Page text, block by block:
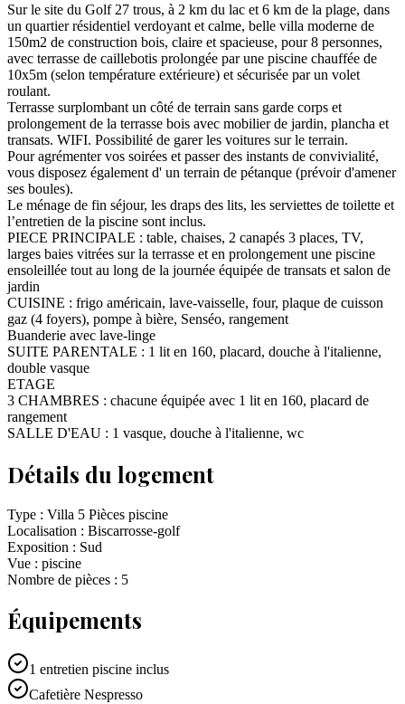
Sur le site du Golf 27 trous, à 2 km du lac et 6 km de la plage, dans
un quartier résidentiel verdoyant et calme, belle villa moderne de
150m2 de construction bois, claire et spacieuse, pour 8 personnes,
avec terrasse de caillebotis prolongée par une piscine chauffée de
10x5m (selon température extérieure) et sécurisée par un volet
roulant.
Terrasse surplombant un côté de terrain sans garde corps et
prolongement de la terrasse bois avec mobilier de jardin, plancha et
transats. WIFI. Possibilité de garer les voitures sur le terrain.
Pour agrémenter vos soirées et passer des instants de convivialité,
vous disposez également d' un terrain de pétanque (prévoir d'amener
ses boules).
Le ménage de fin séjour, les draps des lits, les serviettes de toilette et
l’entretien de la piscine sont inclus.
PIECE PRINCIPALE : table, chaises, 2 canapés 3 places, TV,
larges baies vitrées sur la terrasse et en prolongement une piscine
ensoleillée tout au long de la journée équipée de transats et salon de
jardin
CUISINE : frigo américain, lave-vaisselle, four, plaque de cuisson
gaz (4 foyers), pompe à bière, Senséo, rangement
Buanderie avec lave-linge
SUITE PARENTALE : 1 lit en 160, placard, douche à l'italienne,
double vasque
ETAGE
3 CHAMBRES : chacune équipée avec 1 lit en 160, placard de
rangement
SALLE D'EAU : 1 vasque, douche à l'italienne, wc
Détails du logement
Type : Villa 5 Pièces piscine
Localisation : Biscarrosse-golf
Exposition : Sud
Vue : piscine
Nombre de pièces : 5
Équipements
1 entretien piscine inclus
Cafetière Nespresso